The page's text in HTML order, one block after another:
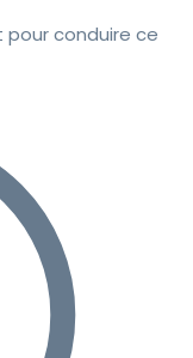
conduire ce